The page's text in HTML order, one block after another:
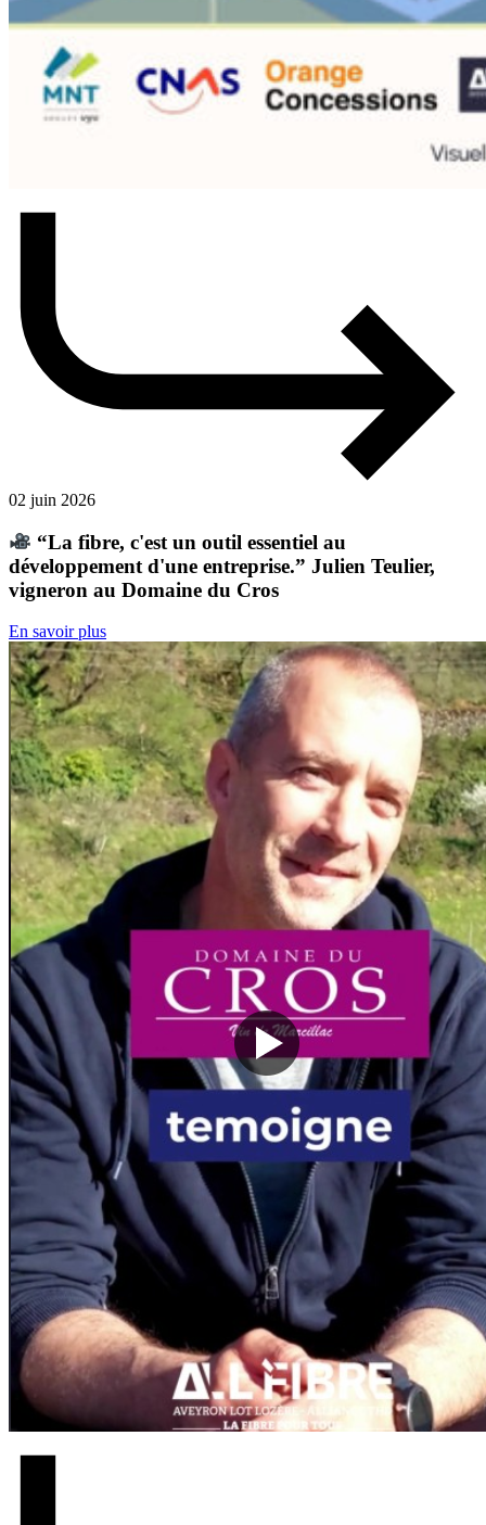
02 juin 2026
“La fibre, c'est un outil essentiel au
développement d'une entreprise.” Julien Teulier,
vigneron au Domaine du Cros
En savoir plus